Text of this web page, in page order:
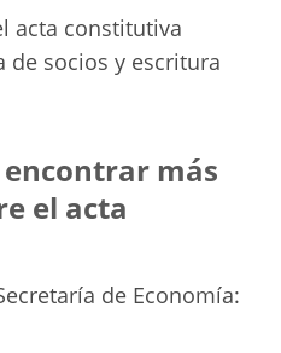
acta constitutiva
de socios y escritura
encontrar más
el acta
de Economía: